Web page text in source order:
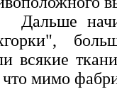
всякие
что мимо